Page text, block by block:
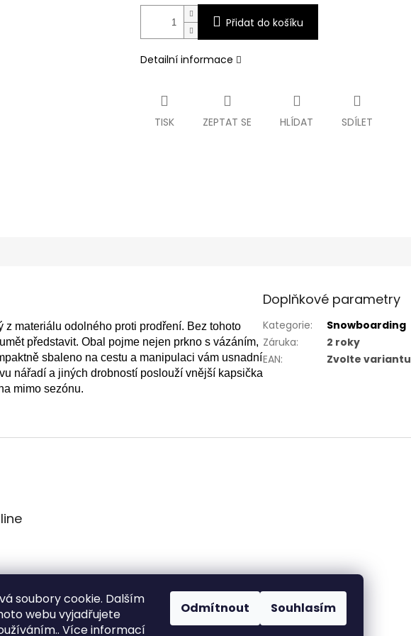
soubory cookie. Dalším
webu vyjadřujete
Více informací
Odmítnout Souhlasím
Přidat do košíku
Detailní informace
TISK ZEPTAT SE HLÍDAT SDÍLET
materiálu odolného proti prodření. Bez tohoto
představit. Obal pojme nejen prkno s vázáním,
sbaleno na cestu a manipulaci vám usnadní
nářadí a jiných drobností poslouží vnější kapsička
mimo sezónu.
Doplňkové parametry
Kategorie:
Snowboarding
Záruka:
2 roky
EAN: Zvolte variantu